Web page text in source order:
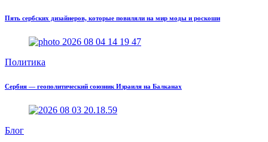
Пять сербских дизайнеров, которые повиляли на мир моды и роскоши
Политика
Сербия — геополитический союзник Израиля на Балканах
Блог